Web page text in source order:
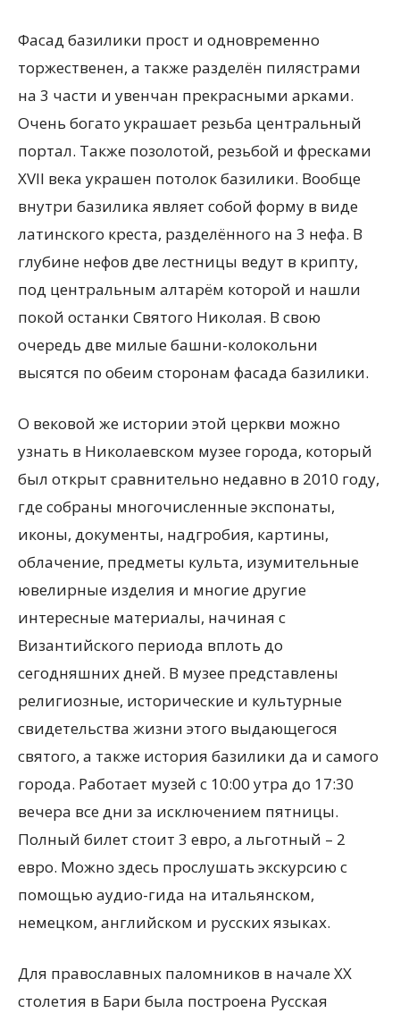
Фасад базилики прост и одновременно
торжественен, а также разделён пилястрами
на 3 части и увенчан прекрасными арками.
Очень богато украшает резьба центральный
портал. Также позолотой, резьбой и фресками
XVII века украшен потолок базилики. Вообще
внутри базилика являет собой форму в виде
латинского креста, разделённого на 3 нефа. В
глубине нефов две лестницы ведут в крипту,
под центральным алтарём которой и нашли
покой останки Святого Николая. В свою
очередь две милые башни-колокольни
высятся по обеим сторонам фасада базилики.
О вековой же истории этой церкви можно
узнать в Николаевском музее города, который
был открыт сравнительно недавно в 2010 году,
где собраны многочисленные экспонаты,
иконы, документы, надгробия, картины,
облачение, предметы культа, изумительные
ювелирные изделия и многие другие
интересные материалы, начиная с
Византийского периода вплоть до
сегодняшних дней. В музее представлены
религиозные, исторические и культурные
свидетельства жизни этого выдающегося
святого, а также история базилики да и самого
города. Работает музей с 10:00 утра до 17:30
вечера все дни за исключением пятницы.
Полный билет стоит 3 евро, а льготный – 2
евро. Можно здесь прослушать экскурсию с
помощью аудио-гида на итальянском,
немецком, английском и русских языках.
Для православных паломников в начале XX
столетия в Бари была построена Русская